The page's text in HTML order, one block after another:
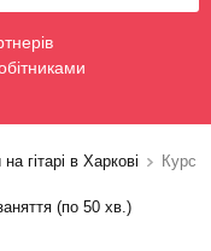
гітарі в Харкові Курс
(по 50 хв.)